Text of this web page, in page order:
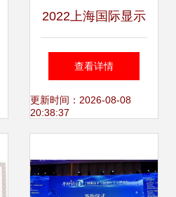
2022上海国际显示
技术及应用创新展
DIC与上海技术咨
查看详情
更新时间：2026-08-08
20:38:37